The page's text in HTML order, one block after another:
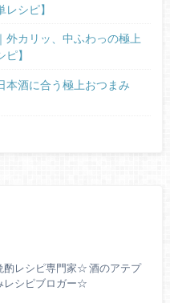
シピ】
外カリッ、中ふわっの極上
】
本酒に合う極上おつまみ
レシピ専門家☆ 酒のアテプ
レシピブロガー☆